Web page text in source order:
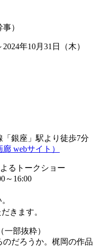
）
年10月31日（木）
銀座」駅より徒歩7分
webサイト）
るトークショー
～16:00
きます。
一部抜粋）
だろうか。梶岡の作品